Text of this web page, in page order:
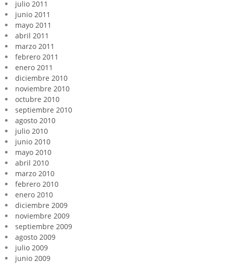
julio 2011
junio 2011
mayo 2011
abril 2011
marzo 2011
febrero 2011
enero 2011
diciembre 2010
noviembre 2010
octubre 2010
septiembre 2010
agosto 2010
julio 2010
junio 2010
mayo 2010
abril 2010
marzo 2010
febrero 2010
enero 2010
diciembre 2009
noviembre 2009
septiembre 2009
agosto 2009
julio 2009
junio 2009